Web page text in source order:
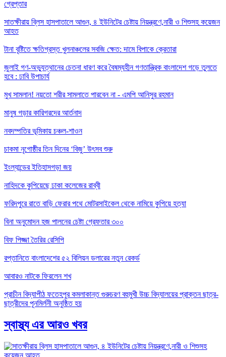
গ্রেপ্তার
সাতক্ষীরায় ব্লিস হাসপাতালে আগুন, ৪ ইউনিটের চেষ্টায় নিয়ন্ত্রণে,নারী ও শিশুসহ কয়েজন
আহত
টানা বৃষ্টিতে ক্ষতিগ্রস্ত খুলনাঞ্চলের সবজি ক্ষেত: দামে বিপাকে ক্রেতারা
জুলাই গণ-অভ্যুত্থানের চেতনা ধারণ করে বৈষম্যহীন গণতান্ত্রিক বাংলাদেশ গড়ে তুলতে
হবে : ঢাবি উপাচার্য
মুখ সামলান! নয়তো শরীর সামলাতে পারবেন না - এমপি আনিসুর রহমান
মানুষ গড়ার কারিগরদের আর্তনাদ
নবদম্পতির ভূমিকায় চঞ্চল-শাওন
চাকমা নৃগোষ্ঠীর তিন দিনের ‘বিজু’ উৎসব শুরু
ইংল্যান্ডের ইতিহাসগড়া জয়
নাহিদকে কুপিয়েছে ঢাকা কলেজের রাব্বী
ফরিদপুরে রাতে বাড়ি ফেরার পথে মোটরসাইকেল থেকে নামিয়ে কুপিয়ে হত্যা
বিনা অনুমোদন হজ পালনের চেষ্টা গ্রেফতার ৩০০
বিফ পিজ্জা তৈরির রেসিপি
রপ্তানিতে বাংলাদেশের ৫২ বিলিয়ন ডলারের নতুন রেকর্ড
আবারও নাটকে ফিরলেন শখ
প্রাচীন বিদ্যাপীঠ ফতেহপুর কমলাকান্ত গুরুচরণ বহুমুখী উচ্চ বিদ্যালয়ের প্রাক্তন ছাত্র-
ছাত্রীদের পূনমির্লনী অনুষ্ঠিত হয়
স্বাস্থ্য এর আরও খবর